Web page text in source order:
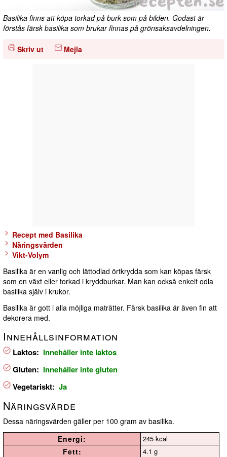
Basilika finns att köpa torkad på burk som på bilden. Godast är
förstås färsk basilika som brukar finnas på grönsaksavdelningen.
Skriv ut Mejla
Recept med Basilika
Näringsvärden
Vikt-Volym
Basilika är en vanlig och lättodlad örtkrydda som kan köpas färsk
som en växt eller torkad i kryddburkar. Man kan också enkelt odla
basilika själv i krukor.
Basilika är gott i alla möjliga maträtter. Färsk basilika är även fin att
dekorera med.
Innehållsinformation
Laktos: Innehåller inte laktos
Gluten: Innehåller inte gluten
Vegetariskt: Ja
Näringsvärde
Dessa näringsvärden gäller per 100 gram av basilika.
Energi:
245 kcal
Fett: 4.1 g